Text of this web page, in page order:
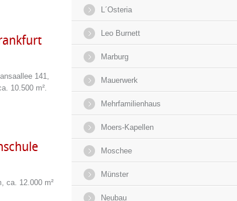
L´Osteria
Leo Burnett
Marburg
Mauerwerk
Mehrfamilienhaus
Moers-Kapellen
Moschee
Münster
Neubau
141,
10.500 m².
ca. 12.000 m²